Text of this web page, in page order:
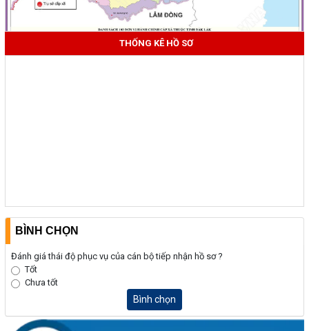
THỐNG KÊ HỒ SƠ
BÌNH CHỌN
Đánh giá thái độ phục vụ của cán bộ tiếp nhận hồ sơ ?
Tốt
Chưa tốt
Bình chọn